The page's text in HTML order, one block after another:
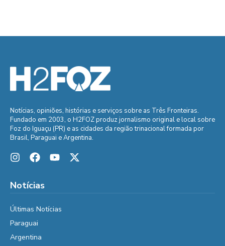
Notícias, opiniões, histórias e serviços sobre as Três Fronteiras.
Fundado em 2003, o H2FOZ produz jornalismo original e local sobre
Foz do Iguaçu (PR) e as cidades da região trinacional formada por
Brasil, Paraguai e Argentina.
Notícias
Últimas Notícias
Paraguai
Argentina